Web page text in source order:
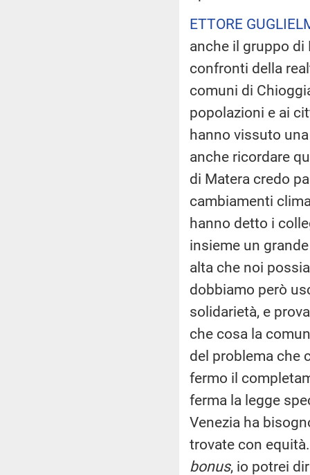
ETTORE
anche il gruppo
confronti della
comuni di
popolazioni e ai
hanno vissuto
anche ricordare
di Matera credo
cambiamenti
hanno detto i
insieme un
alta che noi
dobbiamo però
solidarietà, e
che cosa la
del problema che
fermo il
ferma la legge
Venezia ha
trovate con
bonus, io potrei